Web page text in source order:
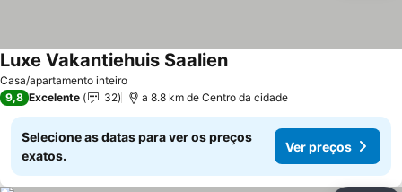
Casa/apartamento inteiro
Luxe Vakantiehuis Saalien
9,8 Excelente 32 a 8.8 km de Centro da cidade
Selecione as datas para ver os preços
exatos.
Ver preços